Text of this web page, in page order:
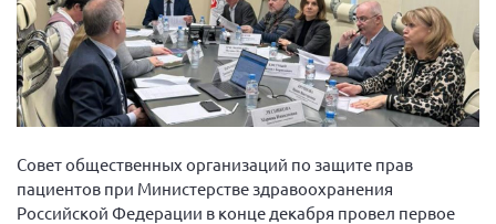
Вице-президент Зрячева Н.В.
Вице-президент Шишлянников Ф.В.
Информационная служба
Отдел международных отношений
Вице-президент Черненко Д.Е.
Вице-президент Валюх М.В.
Совет общественных организаций по защите прав
пациентов при Министерстве здравоохранения
Российской Федерации в конце декабря провел первое